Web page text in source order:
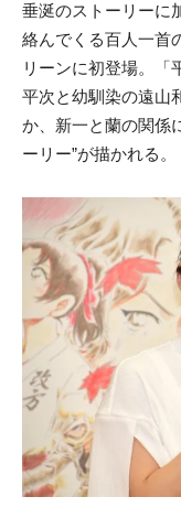
垂涎のストーリーに
絡んでくる百人一首
リーンに初登場。「
平次と幼馴染の遠山
か、新一と蘭の関係
ーリー”が描かれる。